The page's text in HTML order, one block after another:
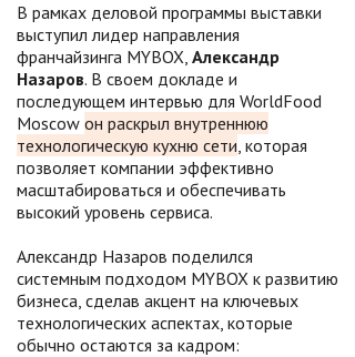
В рамках деловой программы выставки
выступил лидер направления
франчайзинга MYBOX, Александр
Назаров. В своем докладе и
последующем интервью для WorldFood
Moscow он раскрыл внутреннюю
технологическую кухню сети, которая
позволяет компании эффективно
масштабироваться и обеспечивать
высокий уровень сервиса.
Александр Назаров поделился
системным подходом MYBOX к развитию
бизнеса, сделав акцент на ключевых
технологических аспектах, которые
обычно остаются за кадром: